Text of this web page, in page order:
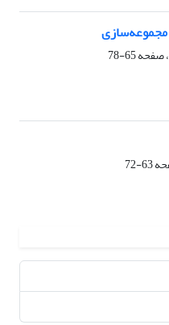
مجموعه‌سازی
65-78
63-72